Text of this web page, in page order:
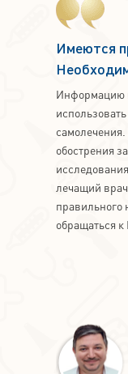
Имеются
Информацию
обострения
лечащий
правильного
обращаться